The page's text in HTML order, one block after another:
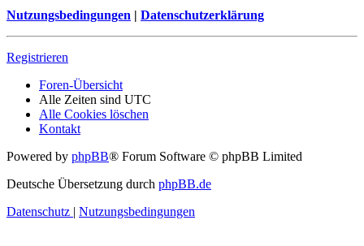
Nutzungsbedingungen | Datenschutzerklärung
Registrieren
Foren-Übersicht
Alle Zeiten sind UTC
Alle Cookies löschen
Kontakt
Powered by phpBB® Forum Software © phpBB Limited
Deutsche Übersetzung durch phpBB.de
Datenschutz | Nutzungsbedingungen